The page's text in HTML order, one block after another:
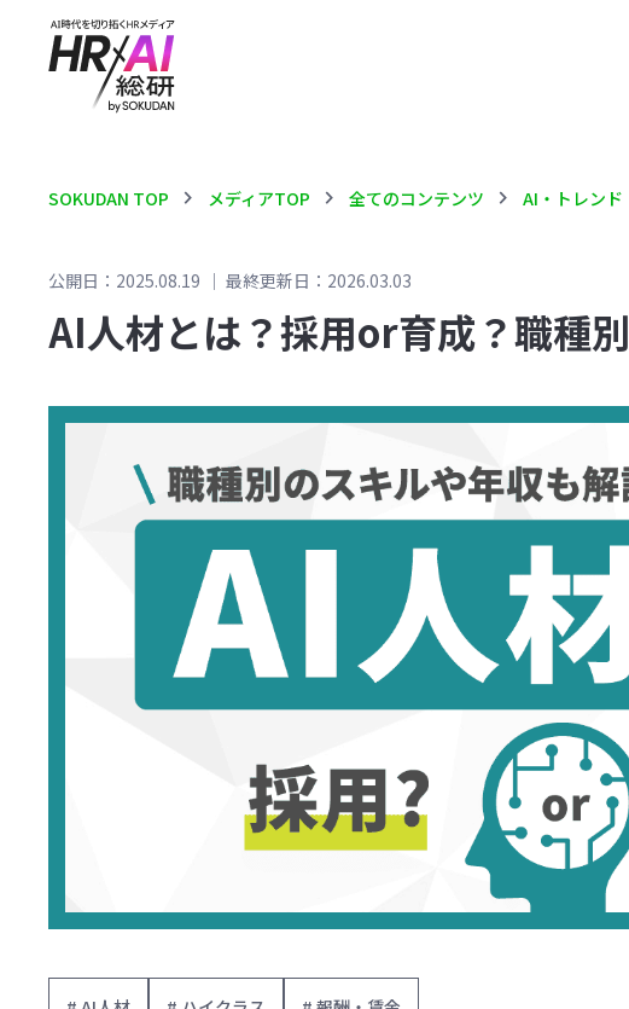
SOKUDAN TOP chevron_right メディアTOP chevron_right 全てのコンテンツ chevron_right AI・トレンド
公開日：2025.08.19 ｜ 最終更新日：2026.03.03
AI人材とは？採用or育成？職種